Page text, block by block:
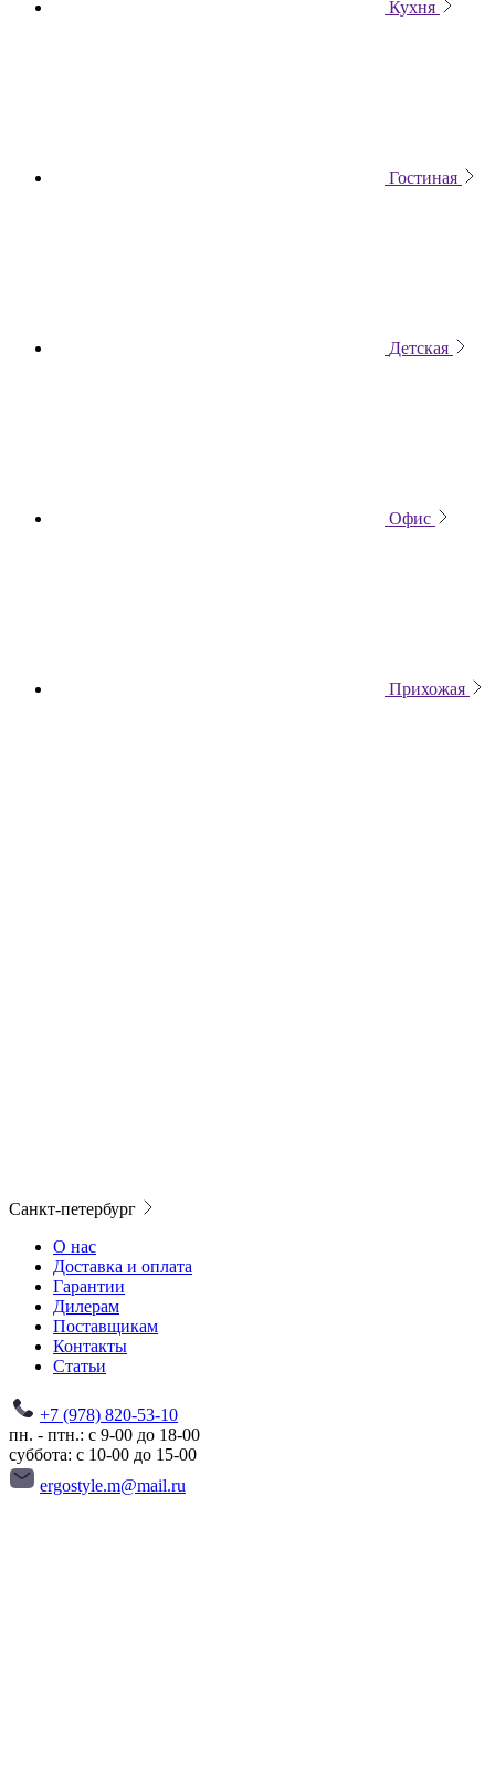
Кухня
Гостиная
Детская
Офис
Прихожая
Санкт-петербург
О нас
Доставка и оплата
Гарантии
Дилерам
Поставщикам
Контакты
Статьи
+7 (978) 820-53-10
пн. - птн.: с 9-00 до 18-00
суббота: с 10-00 до 15-00
ergostyle.m@mail.ru